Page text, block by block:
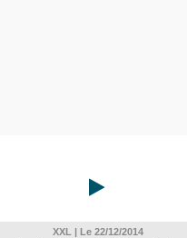
XXL | Le 22/12/2014